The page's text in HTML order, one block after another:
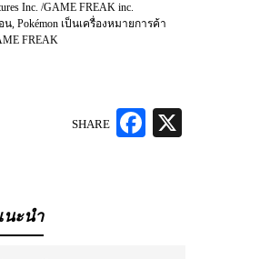
Inc. /GAME FREAK inc.
, Pokémon เป็นเครื่องหมายการค้า
FREAK
SHARE
นะนำ